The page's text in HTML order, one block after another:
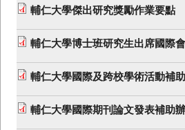
輔仁大學傑出研究獎勵作業要點
輔仁大學博士班研究生出席國際
輔仁大學國際及跨校學術活動補
輔仁大學國際期刊論文發表補助